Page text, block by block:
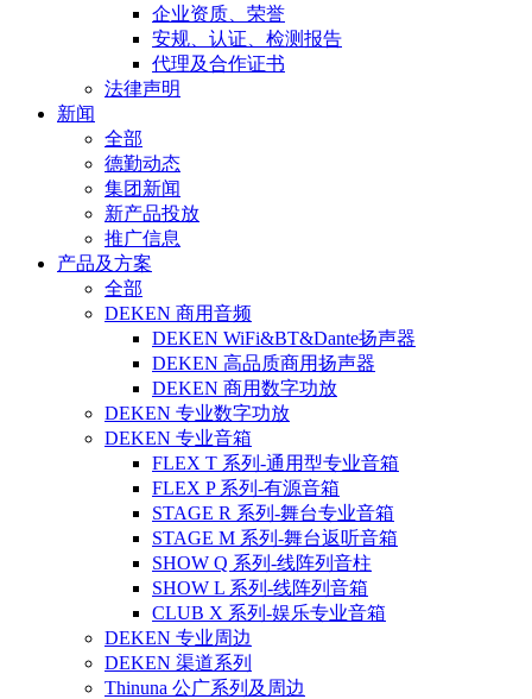
企业资质、荣誉
安规、认证、检测报告
代理及合作证书
法律声明
新闻
全部
德勤动态
集团新闻
新产品投放
推广信息
产品及方案
全部
DEKEN 商用音频
DEKEN WiFi&BT&Dante扬声器
DEKEN 高品质商用扬声器
DEKEN 商用数字功放
DEKEN 专业数字功放
DEKEN 专业音箱
FLEX T 系列-通用型专业音箱
FLEX P 系列-有源音箱
STAGE R 系列-舞台专业音箱
STAGE M 系列-舞台返听音箱
SHOW Q 系列-线阵列音柱
SHOW L 系列-线阵列音箱
CLUB X 系列-娱乐专业音箱
DEKEN 专业周边
DEKEN 渠道系列
Thinuna 公广系列及周边